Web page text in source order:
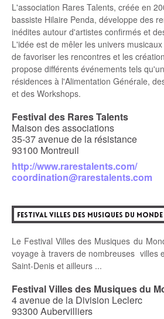
L'association Rares Talents, créée en
bassiste Hilaire Penda, développe des
inédites autour d'artistes confirmés et
L'idée est de mêler les univers
de favoriser les rencontres et les
propose différents événements tels
résidences à l'Alimentation Générale,
et des Workshops.
Festival des Rares Talents
Maison des associations
35-37 avenue de la résistance
93100 Montreuil
http://www.rarestalents.com/
coordination@rarestalents.com
FESTIVAL VILLES DES MUSIQUES DU MONDE
Le Festival Villes des Musiques du
voyage à travers de nombreuses villes
Saint-Denis et ailleurs ...
Festival Villes des Musiques du
4 avenue de la Division Leclerc
93300 Aubervilliers